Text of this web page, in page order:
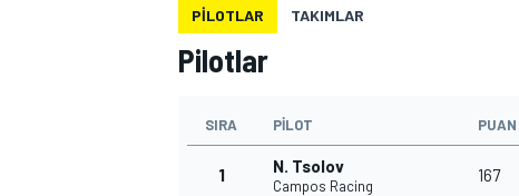
MOTOGP
PILOTLAR TAKIMLAR
Pilotlar
SIRA PILOT PUAN
1 N. Tsolov
Campos Racing
167